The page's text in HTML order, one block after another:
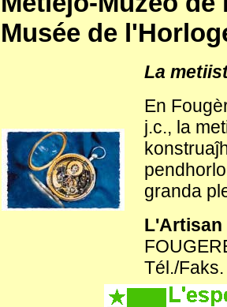
Musée de
La
En
j.c., la
granda
L'Artisan
Tél./